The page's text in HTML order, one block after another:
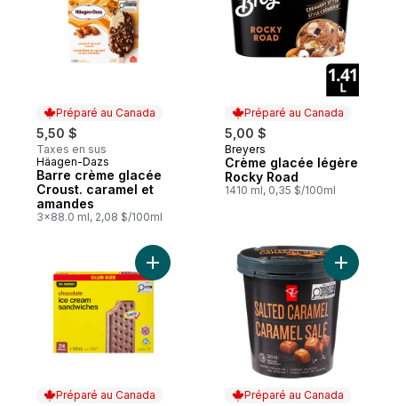
Préparé au Canada
5,50 $
Taxes en sus
Préparé au Canada
Häagen-Dazs
Barre crème glacée
Croust. caramel et
amandes
3x88.0 ml, 2,08 $/100ml
Préparé au Canada
5,00 $
Préparé au Canada
Breyers
Crème glacée légère
Rocky Road
1410 ml, 0,35 $/100ml
Préparé au Canada
Ajouter Sandwichs à la crème glacée au
Préparé au Canada
Ajouter